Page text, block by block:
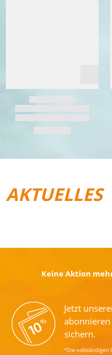
AKTUELLES
Keine Aktion
Jetzt
sichern.
*Die vollständigen